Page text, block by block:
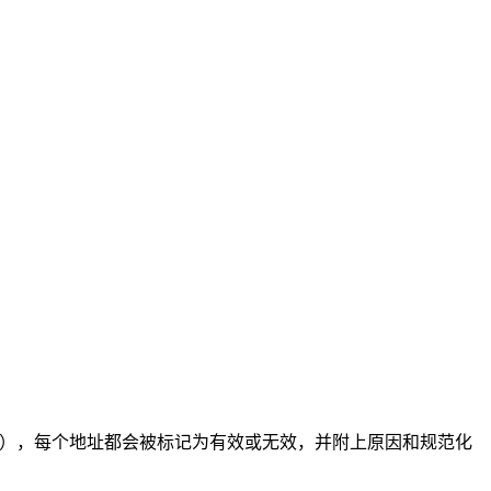
，每个地址都会被标记为有效或无效，并附上原因和规范化